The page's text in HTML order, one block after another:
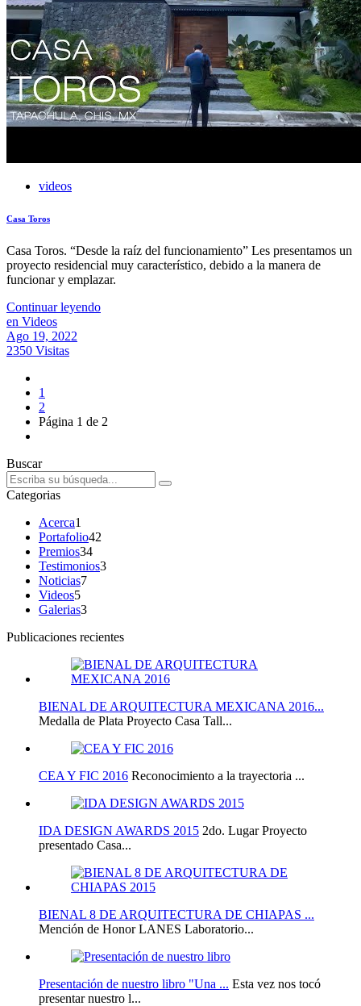
videos
Casa Toros
Casa Toros. “Desde la raíz del funcionamiento” Les presentamos un
proyecto residencial muy característico, debido a la manera de
funcionar y emplazar.
Continuar leyendo
en Videos
Ago 19, 2022
2350 Visitas
1
2
Página 1 de 2
Buscar
Categorias
Acerca1
Portafolio42
Premios34
Testimonios3
Noticias7
Videos5
Galerias3
Publicaciones recientes
BIENAL DE ARQUITECTURA MEXICANA 2016...
Medalla de Plata Proyecto Casa Tall...
CEA Y FIC 2016 Reconocimiento a la trayectoria ...
IDA DESIGN AWARDS 2015 2do. Lugar Proyecto
presentado Casa...
BIENAL 8 DE ARQUITECTURA DE CHIAPAS ...
Mención de Honor LANES Laboratorio...
Presentación de nuestro libro "Una ... Esta vez nos tocó
presentar nuestro l...